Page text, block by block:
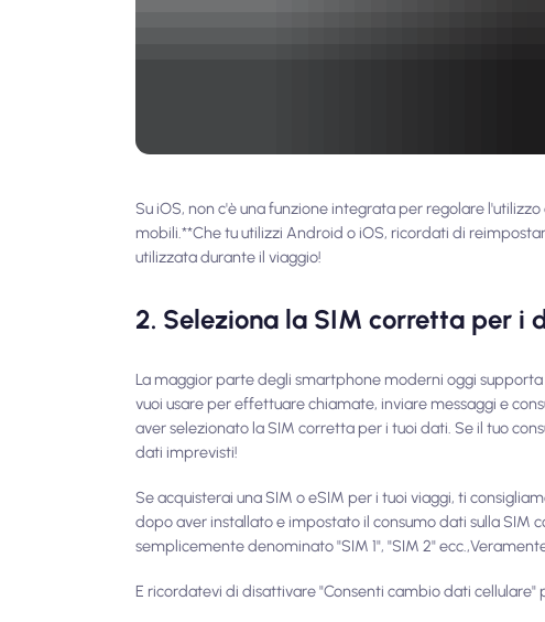
Su iOS, non c'è una funzione integrata per regolare
mobili.**Che tu utilizzi Android o iOS, ricordati di
utilizzata durante il viaggio!
2. Seleziona la SIM corretta per i
La maggior parte degli smartphone moderni oggi
vuoi usare per effettuare chiamate, inviare messaggi e
aver selezionato la SIM corretta per i tuoi dati. Se il tuo
dati imprevisti!
Se acquisterai una SIM o eSIM per i tuoi viaggi, ti
dopo aver installato e impostato il consumo dati sulla SIM
semplicemente denominato "SIM 1", "SIM 2" ecc.,
E ricordatevi di disattivare "Consenti cambio dati